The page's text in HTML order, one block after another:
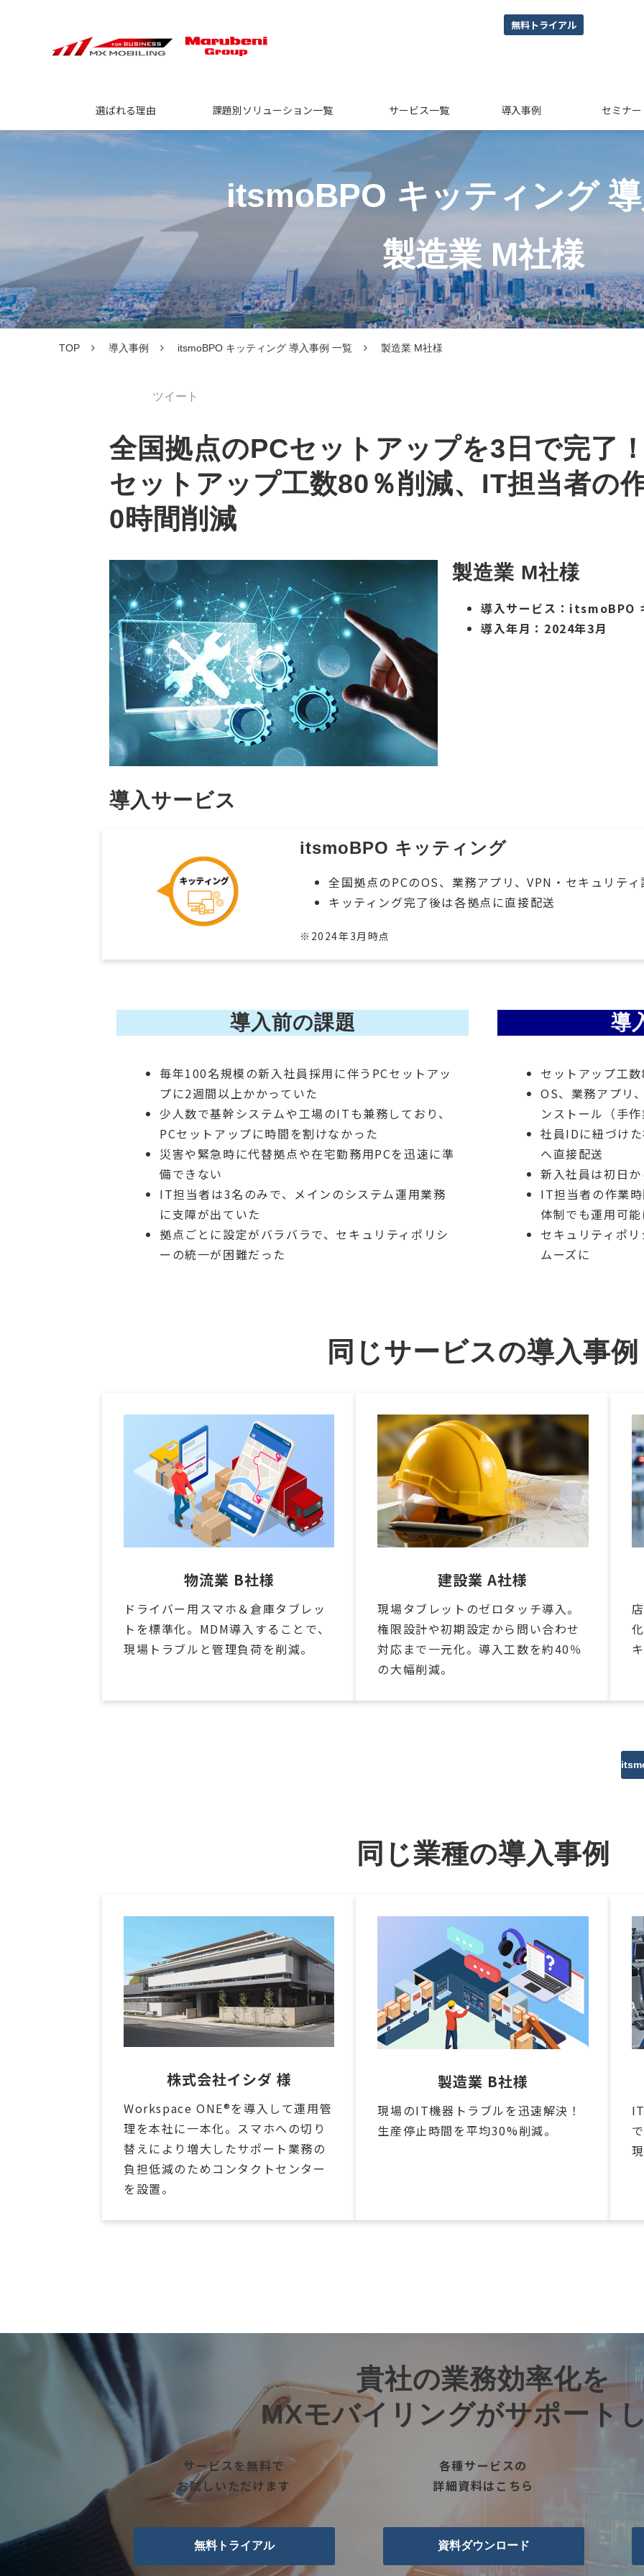
無料トライアル
選ばれる理由 課題別ソリューション一覧 サービス一覧 導入事例 セミナー
itsmoBPO キッティング
製造業 M社様
TOP 導入事例 itsmoBPO キッティング 導入事例 一覧 製造業 M社様
ツイート
全国拠点のPCセットアップを3日で完了
セットアップ工数80％削減、IT担当者の
0時間削減
製造業 M社様
導入サービス： itsmoBPO
導入年月：2024年3月
導入サービス
itsmoBPO キッティング
全国拠点のPCのOS、業務アプリ、VPN・セキュリテ
キッティング完了後は各拠点に直接配送
※2024年3月時点
導入前の課題
毎年100名規模の新入社員採用に伴うPCセットアッ
プに2週間以上かかっていた
少人数で基幹システムや工場のITも兼務しており、
PCセットアップに時間を割けなかった
災害や緊急時に代替拠点や在宅勤務用PCを迅速に準
備できない
IT担当者は3名のみで、メインのシステム運用業務
に支障が出ていた
拠点ごとに設定がバラバラで、セキュリティポリシ
ーの統一が困難だった
導
セットアップ工
OS、業務アプリ
ンストール（手
社員IDに紐づけ
へ直接配送
新入社員は初日
IT担当者の作業
体制でも運用可
セキュリティポ
ムーズに
同じサービスの導入事例
物流業 B社様
ドライバー用スマホ＆倉庫タブレッ
トを標準化。MDM導入することで、
現場トラブルと管理負荷を削減。
建設業 A社様
現場タブレットのゼロタッチ導入。
権限設計や初期設定から問い合わせ
対応まで一元化。導入工数を約40％
の大幅削減。
同じ業種の導入事例
株式会社イシダ 様
Workspace ONE®を導入して運用管
理を本社に一本化。スマホへの切り
替えにより増大したサポート業務の
負担低減のためコンタクトセンター
を設置。
製造業 B社様
現場のIT機器トラブルを迅速解決！
生産停止時間を平均30%削減。
貴社の業務効率化を
MXモバイリングがサポート
サービスを無料で
お試しいただけます
無料トライアル
各種サービスの
詳細資料はこちら
資料ダウンロード